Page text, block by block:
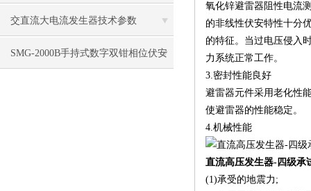
带电
交直流大电流发生器技术参数
SMG-2000B手持式数字双钳相位伏安
氧化锌避雷器阻性电流
的非线性伏安特性十分
的特征。当过电压侵入
力系统正常工作。
3.密封性能良好
避雷器元件采用老化性
使避雷器的性能稳定。
4.机械性能
直流高压发生器-四级承
(1)承受的地震力;